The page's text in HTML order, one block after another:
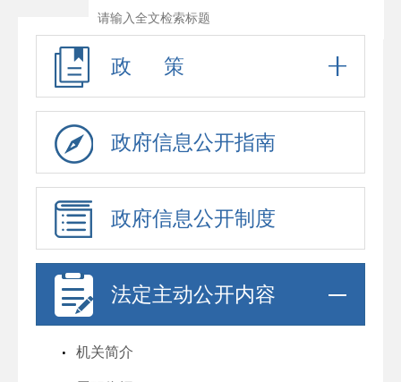
政 策
政府信息公开指南
政府信息公开制度
法定主动公开内容
机关简介